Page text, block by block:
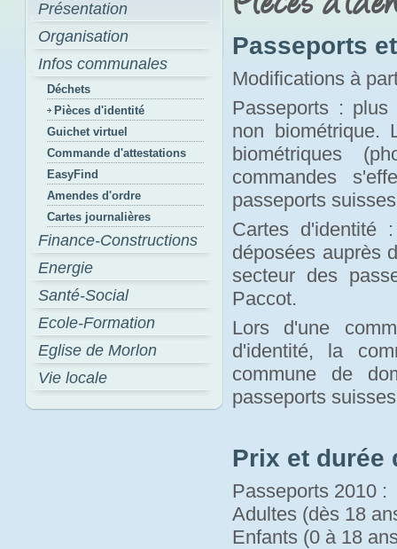
Présentation
Organisation
Infos communales
Déchets
Pièces d'identité
Guichet virtuel
Commande d'attestations
EasyFind
Amendes d'ordre
Cartes journalières
Finance-Constructions
Energie
Santé-Social
Ecole-Formation
Eglise de Morlon
Vie locale
Passeports
Modifications à
Passeports : plus
non biométrique.
biométriques
commandes
passeports
Cartes d'identité
déposées auprès
secteur des
Paccot.
Lors d'une
d'identité, la
commune de
passeports
Prix et durée
Passeports 2010 :
Adultes (dès 18
Enfants (0 à 18